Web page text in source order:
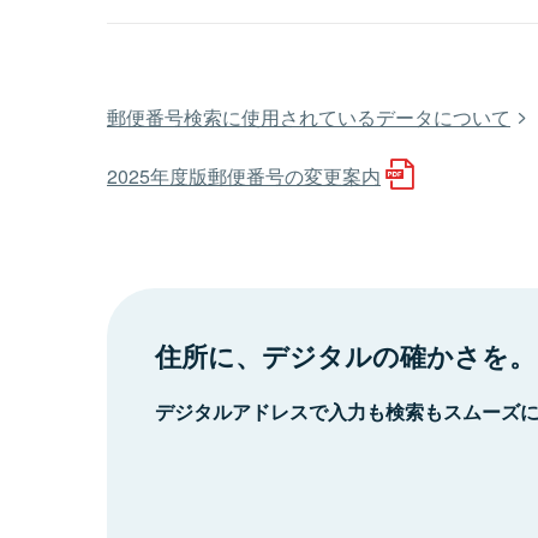
郵便番号検索に使用されているデータについて
2025年度版郵便番号の変更案内
住所に、デジタルの確かさを。
デジタルアドレスで入力も検索もスムーズ